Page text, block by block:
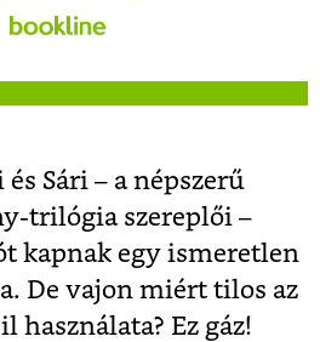
Sári – a népszerű
trilógia szereplői –
kapnak egy ismeretlen
De vajon miért tilos az
használata? Ez gáz!